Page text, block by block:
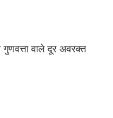
वाले दूर अवरक्त